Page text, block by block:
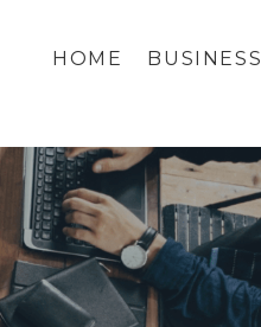
HOME BUSINESS